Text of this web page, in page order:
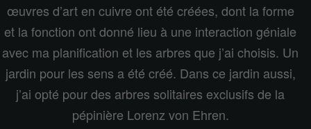
œuvres d’art en cuivre ont été créées, dont la forme
et la fonction ont donné lieu à une interaction géniale
avec ma planification et les arbres que j’ai choisis. Un
jardin pour les sens a été créé. Dans ce jardin aussi,
j’ai opté pour des arbres solitaires exclusifs de la
pépinière Lorenz von Ehren.